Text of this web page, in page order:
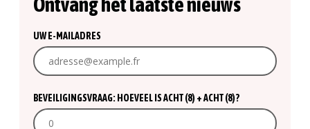
UW E-MAILADRES
BEVEILIGINGSVRAAG: HOEVEEL IS ACHT (8) + ACHT (8)?